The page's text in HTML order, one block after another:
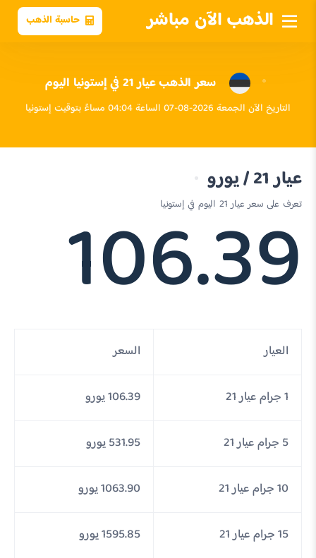
الذهب الآن مباشر حاسبة الذهب
سعر الذهب عيار 21 في إستونيا اليوم
التاريخ الآن الجمعة 2026-08-07 الساعة 04:04 مساءً بتوقيت إستونيا
عيار 21 / يورو
تعرف على سعر عيار 21 اليوم في إستونيا
106.39
العيار السعر
1 جرام عيار 21 106.39 يورو
5 جرام عيار 21 531.95 يورو
10 جرام عيار 21 1063.90 يورو
15 جرام عيار 21 1595.85 يورو